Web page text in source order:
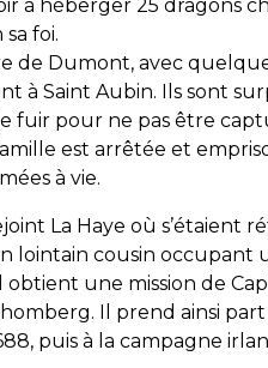
à héberger 25 dragons
foi.
de Dumont, avec
à Saint Aubin. Ils sont
fuir pour ne pas être
est arrêtée et
à vie.
La Haye où s’étaient
lointain cousin occupant
obtient une mission de
Il prend ainsi
puis à la campagne